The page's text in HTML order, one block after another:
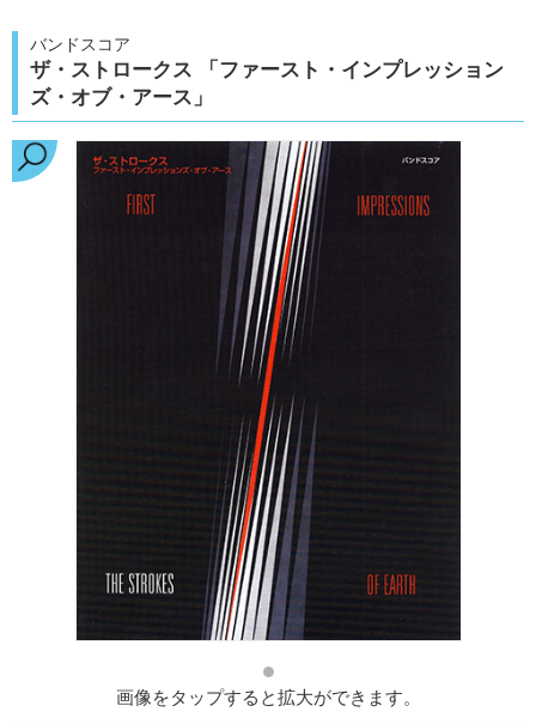
バンドスコア
ザ・ストロークス 「ファースト・インプレッション
ズ・オブ・アース」
画像をタップすると拡大ができます。